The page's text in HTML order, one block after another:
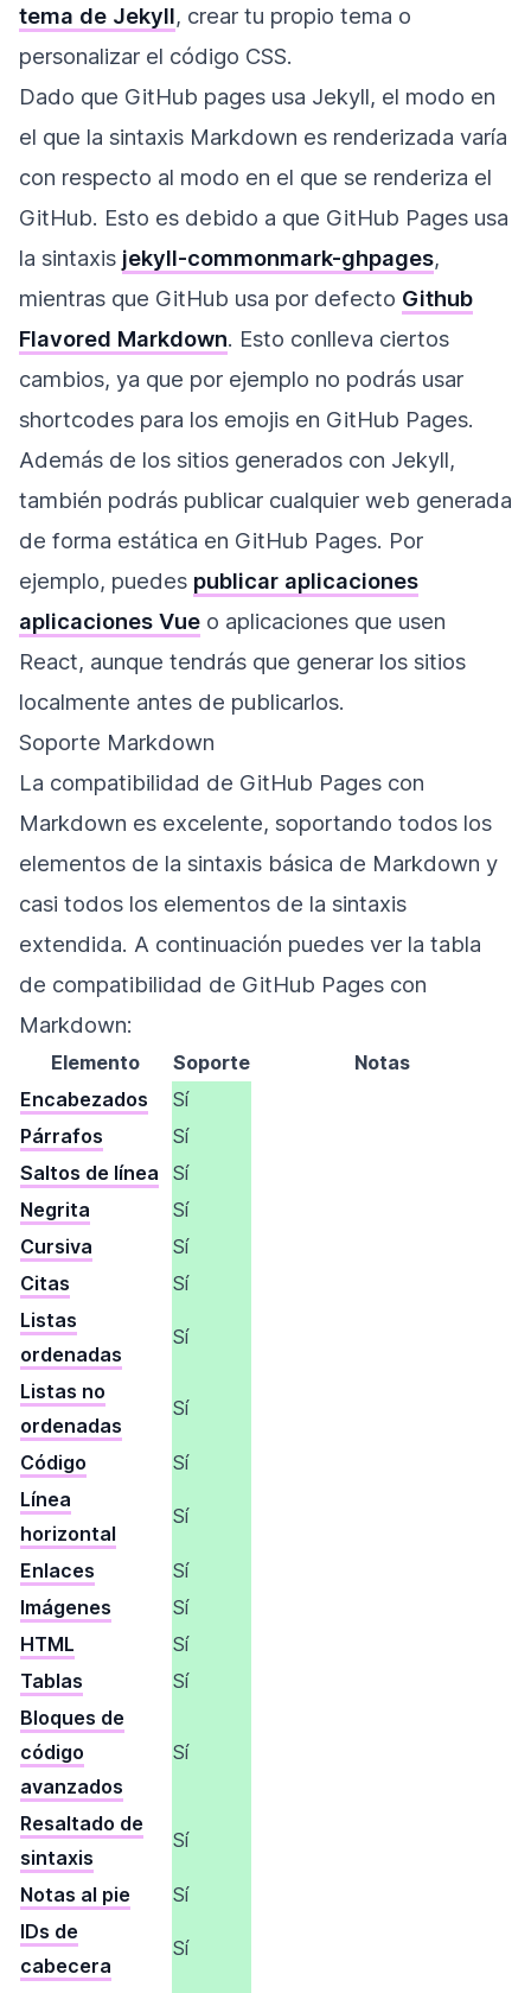
tema de Jekyll, crear tu propio tema o
personalizar el código CSS.
Dado que GitHub pages usa Jekyll, el modo en
el que la sintaxis Markdown es renderizada varía
con respecto al modo en el que se renderiza el
GitHub. Esto es debido a que GitHub Pages usa
la sintaxis jekyll-commonmark-ghpages,
mientras que GitHub usa por defecto Github
Flavored Markdown. Esto conlleva ciertos
cambios, ya que por ejemplo no podrás usar
shortcodes para los emojis en GitHub Pages.
Además de los sitios generados con Jekyll,
también podrás publicar cualquier web generada
de forma estática en GitHub Pages. Por
ejemplo, puedes publicar aplicaciones
aplicaciones Vue o aplicaciones que usen
React, aunque tendrás que generar los sitios
localmente antes de publicarlos.
Soporte Markdown
La compatibilidad de GitHub Pages con
Markdown es excelente, soportando todos los
elementos de la sintaxis básica de Markdown y
casi todos los elementos de la sintaxis
extendida. A continuación puedes ver la tabla
de compatibilidad de GitHub Pages con
Markdown:
Elemento Soporte
Notas
Encabezados
Sí
Párrafos
Sí
Saltos de línea
Sí
Negrita
Sí
Cursiva
Sí
Citas
Sí
Listas
ordenadas
Sí
Listas no
ordenadas
Sí
Código
Sí
Línea
horizontal
Sí
Enlaces
Sí
Imágenes
Sí
HTML
Sí
Tablas
Sí
Bloques de
código
avanzados
Sí
Resaltado de
sintaxis
Sí
Notas al pie
Sí
IDs de
cabecera
Sí